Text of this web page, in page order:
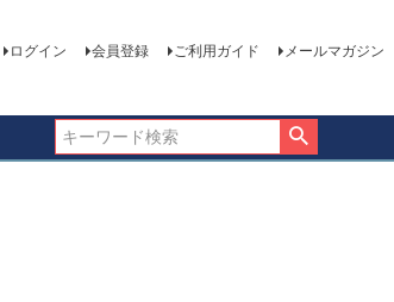
ログイン 会員登録 ご利用ガイド メールマガジン